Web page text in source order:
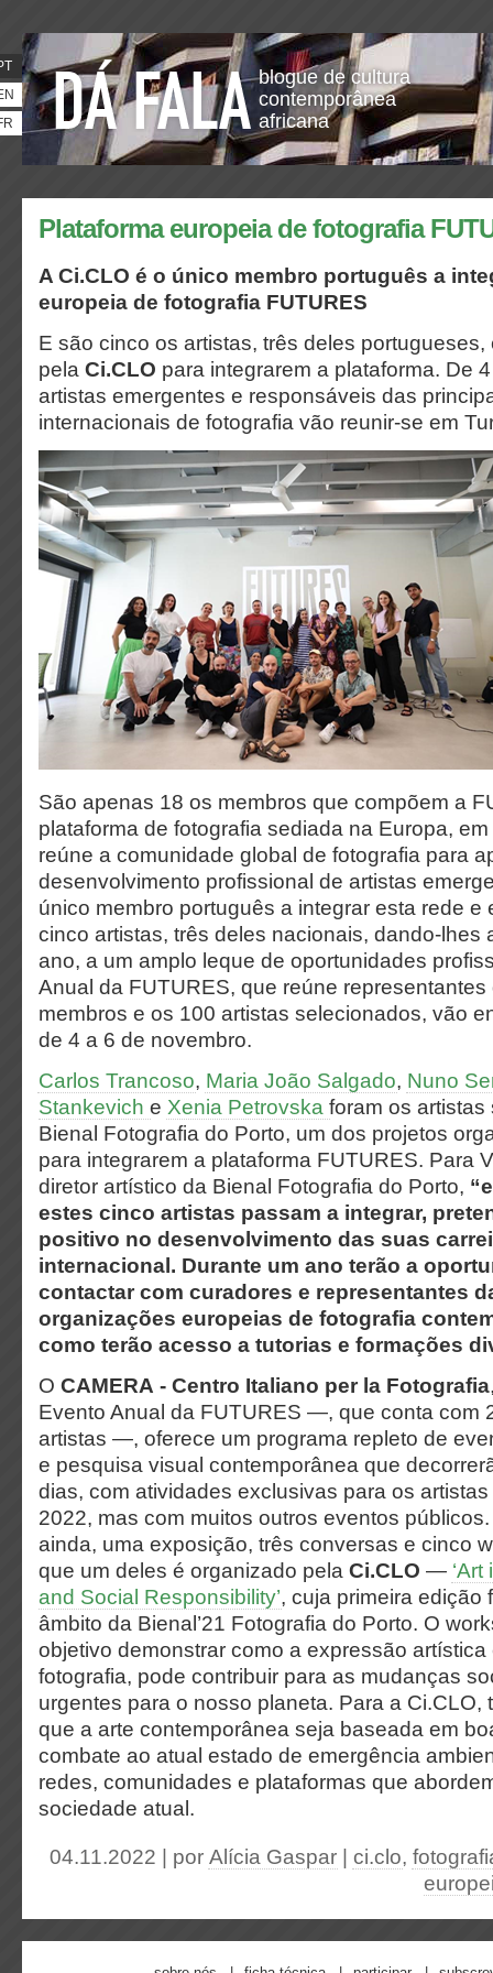
blogue de cultura
contemporânea
africana
Plataforma europeia de fotografia
A Ci.CLO é o único membro português a
europeia de fotografia FUTURES
E são cinco os artistas, três deles portugueses,
pela Ci.CLO para integrarem a plataforma. De
artistas emergentes e responsáveis das
internacionais de fotografia vão reunir-se em
São apenas 18 os membros que compõem a
plataforma de fotografia sediada na Europa,
reúne a comunidade global de fotografia para
desenvolvimento profissional de artistas
único membro português a integrar esta rede e
cinco artistas, três deles nacionais, dando-lhes
ano, a um amplo leque de oportunidades
Anual da FUTURES, que reúne representantes
membros e os 100 artistas selecionados, vão
de 4 a 6 de novembro.
Carlos Trancoso, Maria João Salgado, Nuno
Stankevich e Xenia Petrovska foram os
Bienal Fotografia do Porto, um dos projetos
para integrarem a plataforma FUTURES. Para
diretor artístico da Bienal Fotografia do Porto,
estes cinco artistas passam a integrar,
positivo no desenvolvimento das suas
internacional. Durante um ano terão a
contactar com curadores e representantes
organizações europeias de fotografia
como terão acesso a tutorias e formações
O CAMERA - Centro Italiano per la Fotografia
Evento Anual da FUTURES —, que conta com
artistas —, oferece um programa repleto de
e pesquisa visual contemporânea que
dias, com atividades exclusivas para os
2022, mas com muitos outros eventos
ainda, uma exposição, três conversas e cinco
que um deles é organizado pela Ci.CLO —
and Social Responsibility’, cuja primeira edição
âmbito da Bienal’21 Fotografia do Porto. O
objetivo demonstrar como a expressão
fotografia, pode contribuir para as mudanças
urgentes para o nosso planeta. Para a Ci.CLO,
que a arte contemporânea seja baseada em
combate ao atual estado de emergência
redes, comunidades e plataformas que
sociedade atual.
04.11.2022 | por Alícia Gaspar ci.clo,